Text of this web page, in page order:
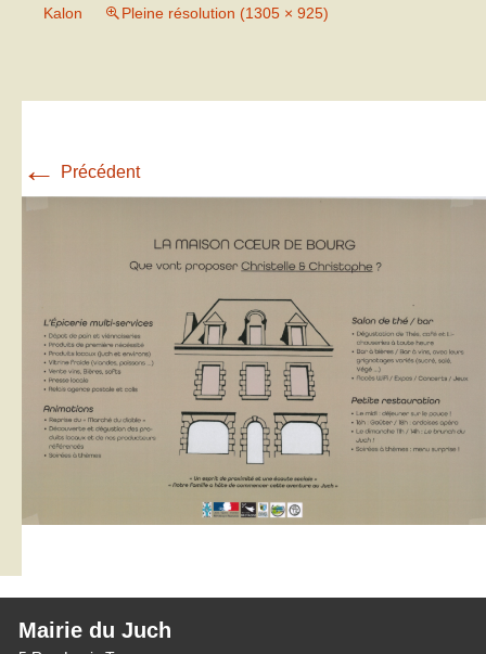
Kalon
Pleine résolution (1305 × 925)
← Précédent
Mairie du Juch